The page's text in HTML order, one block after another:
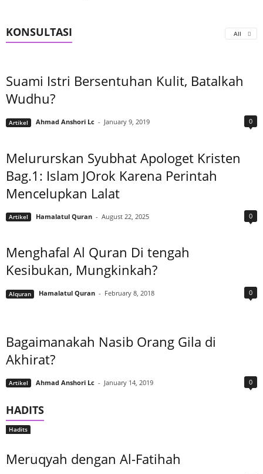
KONSULTASI All
Suami Istri Bersentuhan Kulit, Batalkah
Wudhu?
Artikel Ahmad Anshori Lc - January 9, 2019 0
Melururskan Syubhat Apologet Kristen
Bag.1: Islam JOrok Karena Perintah
Mencelupkan Lalat
Artikel Hamalatul Quran - August 22, 2025 0
Menghafal Al Quran Di tengah
Kesibukan, Mungkinkah?
Alquran Hamalatul Quran - February 8, 2018 0
Bagaimanakah Nasib Orang Gila di
Akhirat?
Artikel Ahmad Anshori Lc - January 14, 2019 0
HADITS
Hadits
Meruqyah dengan Al-Fatihah